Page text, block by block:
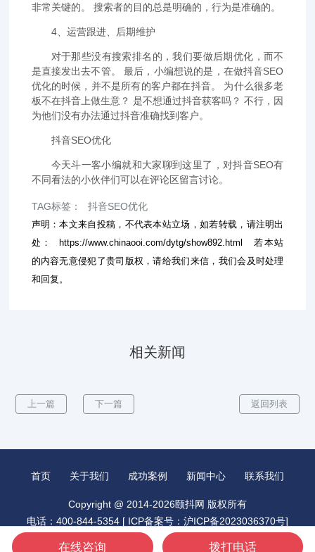
非常关键的。 搜索者的目的总是明确的，行为是准确的。
4、运营跟进、后期维护
对于那些没有搜索排名的，我们要做后期优化，而不
是直接发出去不管。 最后，小编想说的是，在做抖音SEO
优化的时候，并不是所有的客户都在抖音。 为什么很多老
板不在抖音上做生意？ 是不想通过抖音获客吗？ 不行，因
为他们没有办法通过抖音准确找到客户。
抖音SEO优化
今天斗一客小编就和大家聊到这里了，对抖音SEO有
不同看法的小伙伴们可以在评论区留言讨论。
TAG标签： 抖音SEO优化
声明：本文来自投稿，不代表本站立场，如若转载，请注明出
处：
https://www.chinaooi.com/dytg/show892.html
若本站
的内容无意侵犯了贵司版权，请给我们来信，我们会及时处理
和回复。
相关新闻
上一篇 下一篇 返回列表
首页 关于我们 成功案例 新闻中心 联系我们
Copyright @ 2014-2026颐抖网 版权所有
电话：400-844-5354 [ ICP备案号：沪ICP备2023036370号]
昆山抖音推广 北京抖音推广
在线咨询 拨打电话